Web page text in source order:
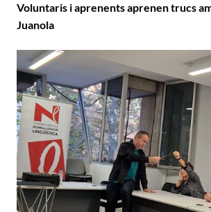
Voluntaris i aprenents aprenen trucs
Juanola